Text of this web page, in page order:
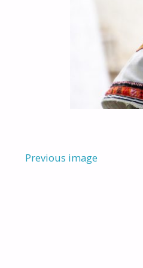
Previous image